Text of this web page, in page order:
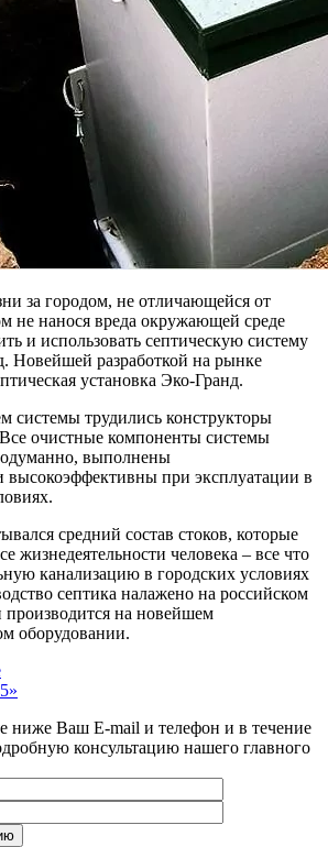
за городом, не отличающейся от
не нанося вреда окружающей среде
и использовать септическую систему
Новейшей разработкой на рынке
установка Эко-Гранд.
системы трудились конструкторы
очистные компоненты системы
выполнены
высокоэффективны при эксплуатации в
средний состав стоков, которые
жизнедеятельности человека – все что
канализацию в городских условиях
септика налажено на российском
на новейшем
оборудовании.
5»
ниже Ваш E-mail и телефон и в течение
консультацию нашего главного